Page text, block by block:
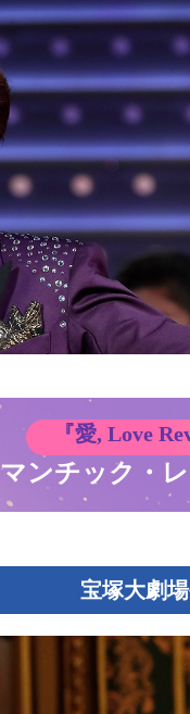
『愛, Love
ンチック・
宝塚大劇